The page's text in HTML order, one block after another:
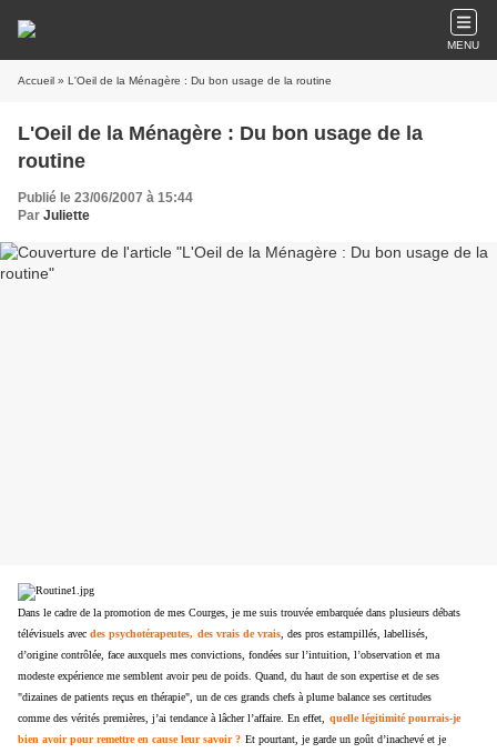
MENU
Accueil » L'Oeil de la Ménagère : Du bon usage de la routine
L'Oeil de la Ménagère : Du bon usage de la
routine
Publié le 23/06/2007 à 15:44
Par Juliette
Dans le cadre de la promotion de mes Courges, je me suis trouvée embarquée dans plusieurs débats
télévisuels avec des psychotérapeutes, des vrais de vrais , des pros estampillés, labellisés,
d’origine contrôlée, face auxquels mes convictions, fondées sur l’intuition, l’observation et ma
modeste expérience me semblent avoir peu de poids. Quand, du haut de son expertise et de ses
"dizaines de patients reçus en thérapie", un de ces grands chefs à plume balance ses certitudes
comme des vérités premières, j’ai tendance à lâcher l’affaire. En effet,
quelle légitimité pourrais-je
bien avoir pour remettre en cause leur savoir ? Et pourtant, je garde un goût d’inachevé et je